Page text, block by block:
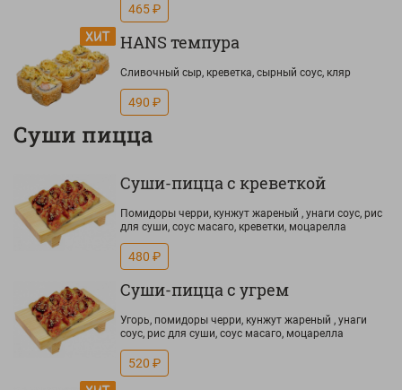
465 ₽
HANS темпура
Сливочный сыр, креветка, сырный соус, кляр
490 ₽
Суши пицца
Суши-пицца с креветкой
Помидоры черри, кунжут жареный , унаги соус, рис
для суши, соус масаго, креветки, моцарелла
480 ₽
Суши-пицца с угрем
Угорь, помидоры черри, кунжут жареный , унаги
соус, рис для суши, соус масаго, моцарелла
520 ₽